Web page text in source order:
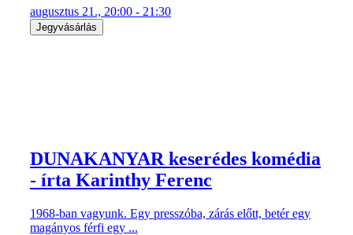
augusztus 21., 20:00 - 21:30
Jegyvásárlás
DUNAKANYAR keserédes komédia
- írta Karinthy Ferenc
1968-ban vagyunk. Egy presszóba, zárás előtt, betér egy
magányos férfi egy ...